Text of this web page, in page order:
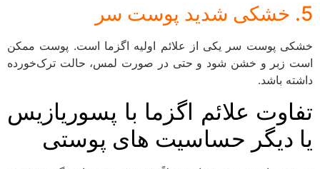
5. خشکی شدید پوست سر
خشکی پوست سر یکی از علائم اولیه اگزما است. پوست ممکن
است زبر و خشن شود و حتی در صورت لمس، حالت ترک‌خورده
داشته باشد.
تفاوت علائم اگزما با پسوریازیس
یا دیگر حساسیت های پوستی